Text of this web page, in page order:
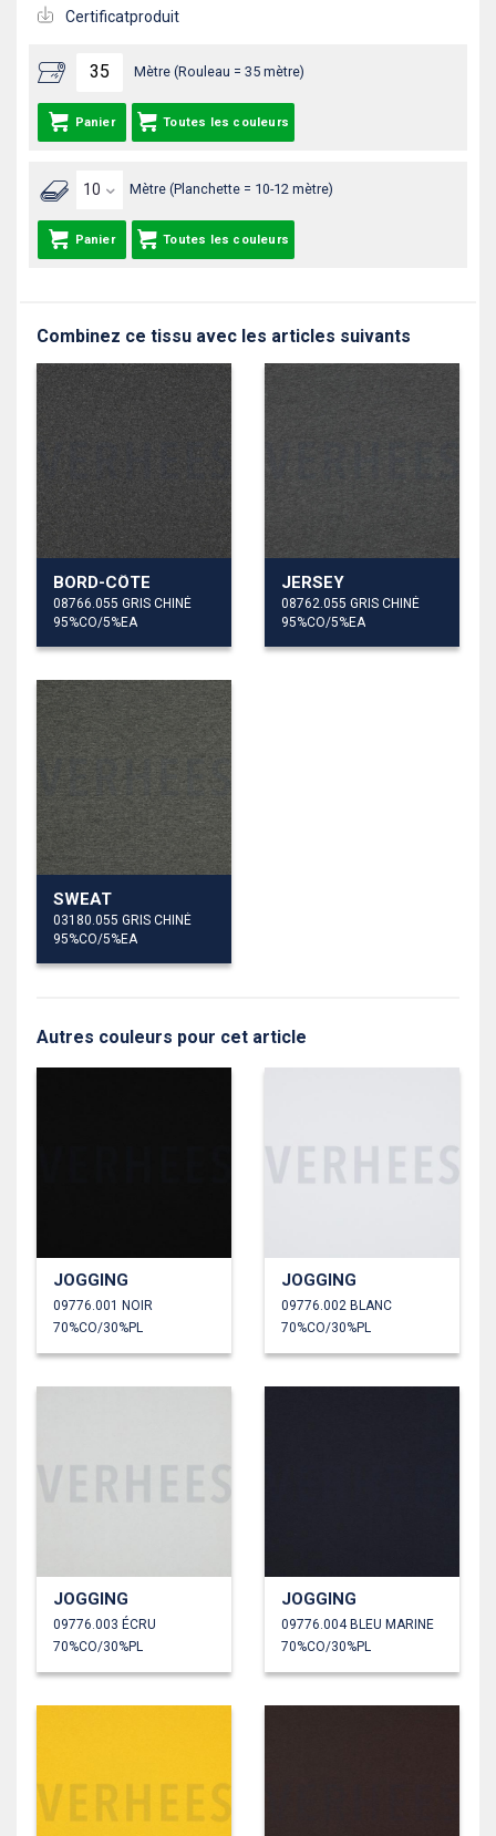
Mètre (Rouleau = 35 mètre)
Panier Toutes les couleurs
Mètre (Planchette = 10-12 mètre)
Panier Toutes les couleurs
Certificatproduit
Combinez ce tissu avec les articles suivants
BORD-CÔTE
08766.055 GRIS CHINÉ
95%CO/5%EA
JERSEY
08762.055 GRIS CHINÉ
95%CO/5%EA
SWEAT
03180.055 GRIS CHINÉ
95%CO/5%EA
Autres couleurs pour cet article
JOGGING
09776.001 NOIR
70%CO/30%PL
JOGGING
09776.002 BLANC
70%CO/30%PL
JOGGING
09776.003 ÉCRU
70%CO/30%PL
JOGGING
09776.004 BLEU MARINE
70%CO/30%PL